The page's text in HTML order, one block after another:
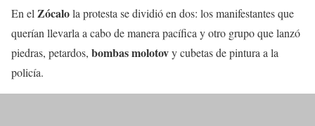
En el Zócalola protesta se dividió en dos: los manifestantes que
querían llevarla a cabo de manera pacífica y otro grupo que lanzó
piedras, petardos, bombas molotovy cubetas de pintura a la
policía.